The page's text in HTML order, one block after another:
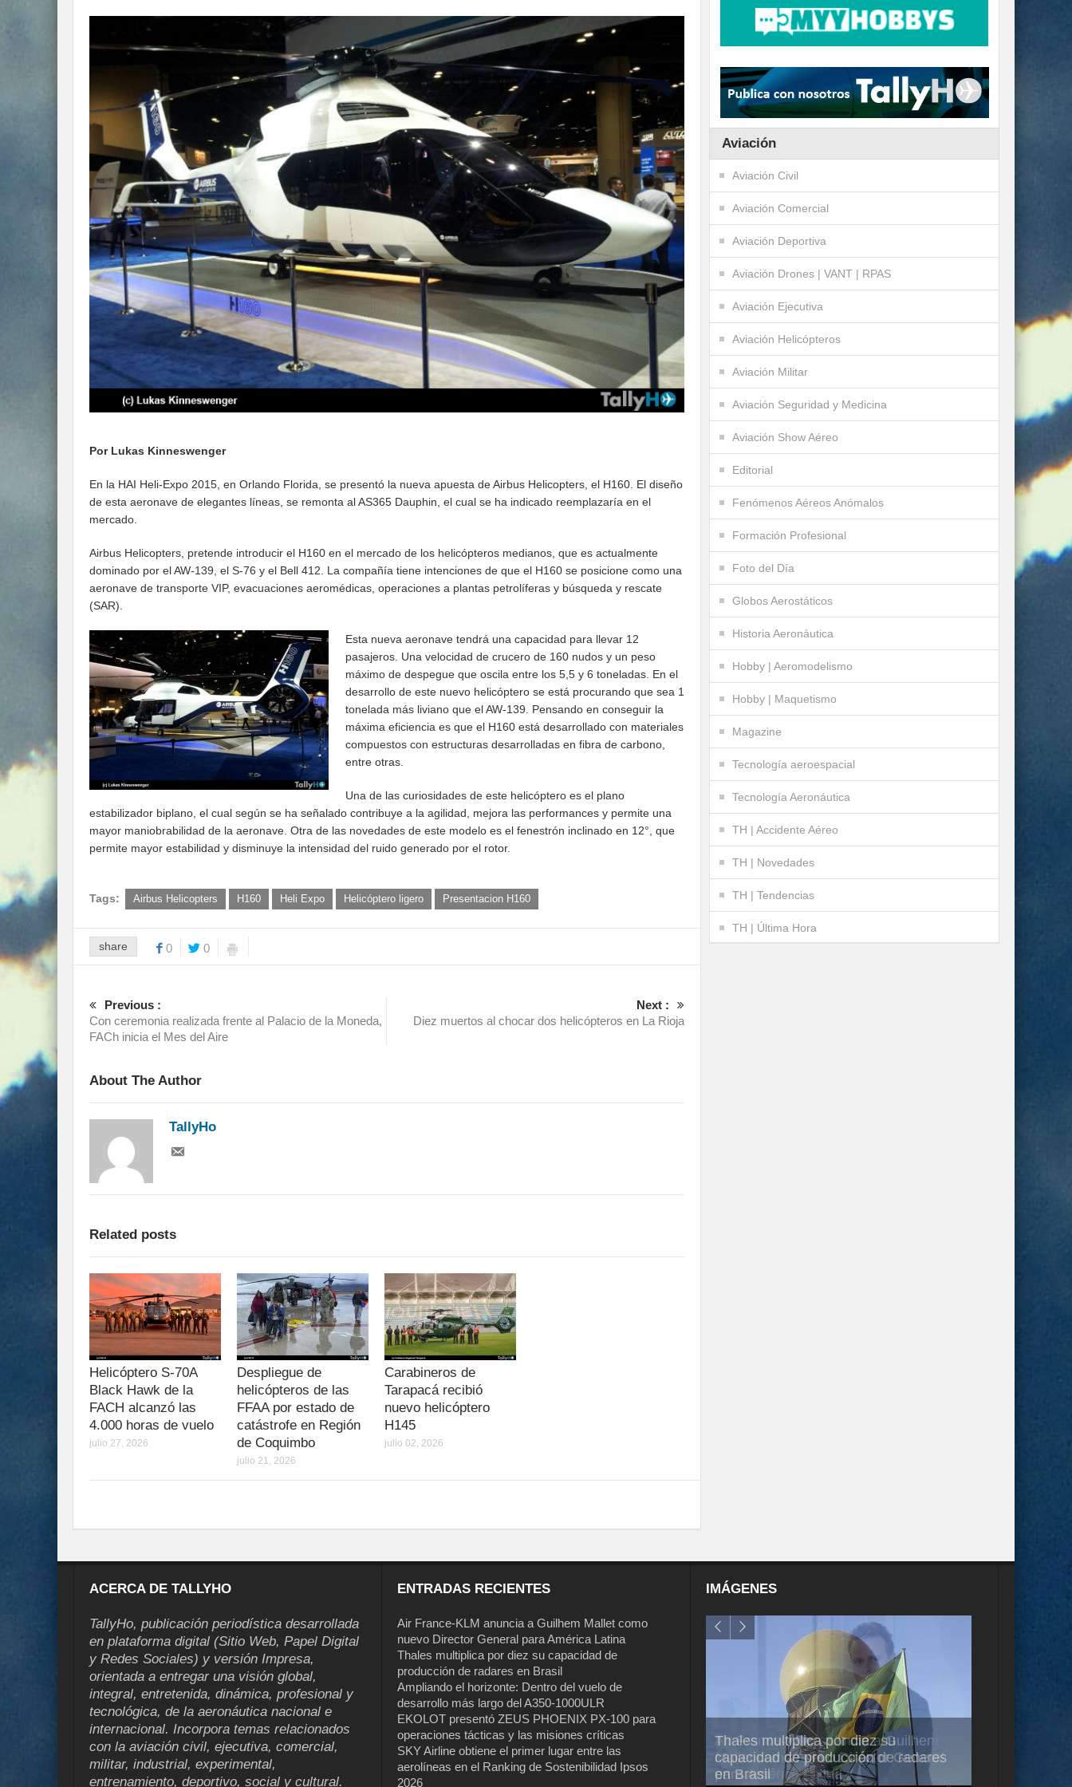
Por Lukas Kinneswenger
En la HAI Heli-Expo 2015, en Orlando Florida, se presentó la nueva apuesta de Airbus Helicopters, el H160. El diseño
de esta aeronave de elegantes líneas, se remonta al AS365 Dauphin, el cual se ha indicado reemplazaría en el
mercado.
Airbus Helicopters, pretende introducir el H160 en el mercado de los helicópteros medianos, que es actualmente
dominado por el AW-139, el S-76 y el Bell 412. La compañía tiene intenciones de que el H160 se posicione como una
aeronave de transporte VIP, evacuaciones aeromédicas, operaciones a plantas petrolíferas y búsqueda y rescate
(SAR).
Esta nueva aeronave tendrá una capacidad para llevar 12
pasajeros. Una velocidad de crucero de 160 nudos y un peso
máximo de despegue que oscila entre los 5,5 y 6 toneladas. En el
desarrollo de este nuevo helicóptero se está procurando que sea 1
tonelada más liviano que el AW-139. Pensando en conseguir la
máxima eficiencia es que el H160 está desarrollado con materiales
compuestos con estructuras desarrolladas en fibra de carbono,
entre otras.
Una de las curiosidades de este helicóptero es el plano
estabilizador biplano, el cual según se ha señalado contribuye a la agilidad, mejora las performances y permite una
mayor maniobrabilidad de la aeronave. Otra de las novedades de este modelo es el fenestrón inclinado en 12°, que
permite mayor estabilidad y disminuye la intensidad del ruido generado por el rotor.
Tags: Airbus Helicopters H160 Heli Expo Helicóptero ligero Presentacion H160
share 0 0
Previous :
Con ceremonia realizada frente al Palacio de la Moneda,
FACh inicia el Mes del Aire
Next :
Diez muertos al chocar dos helicópteros en La Rioja
About The Author
TallyHo
Related posts
Helicóptero S-70A
Black Hawk de la
FACH alcanzó las
4.000 horas de vuelo
julio 27, 2026
Despliegue de
helicópteros de las
FFAA por estado de
catástrofe en Región
de Coquimbo
julio 21, 2026
Carabineros de
Tarapacá recibió
nuevo helicóptero
H145
julio 02, 2026
Aviación
Aviación Civil
Aviación Comercial
Aviación Deportiva
Aviación Drones | VANT | RPAS
Aviación Ejecutiva
Aviación Helicópteros
Aviación Militar
Aviación Seguridad y Medicina
Aviación Show Aéreo
Editorial
Fenómenos Aéreos Anómalos
Formación Profesional
Foto del Día
Globos Aerostáticos
Historia Aeronáutica
Hobby | Aeromodelismo
Hobby | Maquetismo
Magazine
Tecnología aeroespacial
Tecnología Aeronáutica
TH | Accidente Aéreo
TH | Novedades
TH | Tendencias
TH | Última Hora
ACERCA DE TALLYHO
TallyHo, publicación periodística desarrollada
en plataforma digital (Sitio Web, Papel Digital
y Redes Sociales) y versión Impresa,
orientada a entregar una visión global,
integral, entretenida, dinámica, profesional y
tecnológica, de la aeronáutica nacional e
internacional. Incorpora temas relacionados
con la aviación civil, ejecutiva, comercial,
militar, industrial, experimental,
entrenamiento, deportivo, social y cultural.
ENTRADAS RECIENTES
Air France-KLM anuncia a Guilhem Mallet como
nuevo Director General para América Latina
Thales multiplica por diez su capacidad de
producción de radares en Brasil
Ampliando el horizonte: Dentro del vuelo de
desarrollo más largo del A350-1000ULR
EKOLOT presentó ZEUS PHOENIX PX-100 para
operaciones tácticas y las misiones críticas
SKY Airline obtiene el primer lugar entre las
aerolíneas en el Ranking de Sostenibilidad Ipsos
2026
IMÁGENES
Air France-KLM anuncia a Guilhem
Mallet como nuevo Director General
para América Latina
Thales multiplica por diez su
capacidad de producción de radares
en Brasil